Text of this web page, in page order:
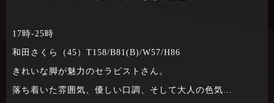
17時‐25時
和田さくら（45）T158/B81(B)/W57/H86
きれいな脚が魅力のセラピストさん。
落ち着いた雰囲気、優しい口調、そして大人の色気…